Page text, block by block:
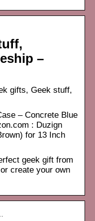
–
gifts, Geek stuff,
– Concrete Blue
: Duzign
for 13 Inch
geek gift from
create your own